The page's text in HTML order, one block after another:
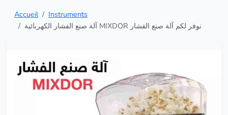
Accueil
Instruments
آلة صنع الفشار الكهربائية MIXDOR نوفر لكم آلة صنع الفشار